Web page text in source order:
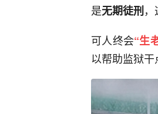
是无期徒刑
可人终会“生
以帮助监狱